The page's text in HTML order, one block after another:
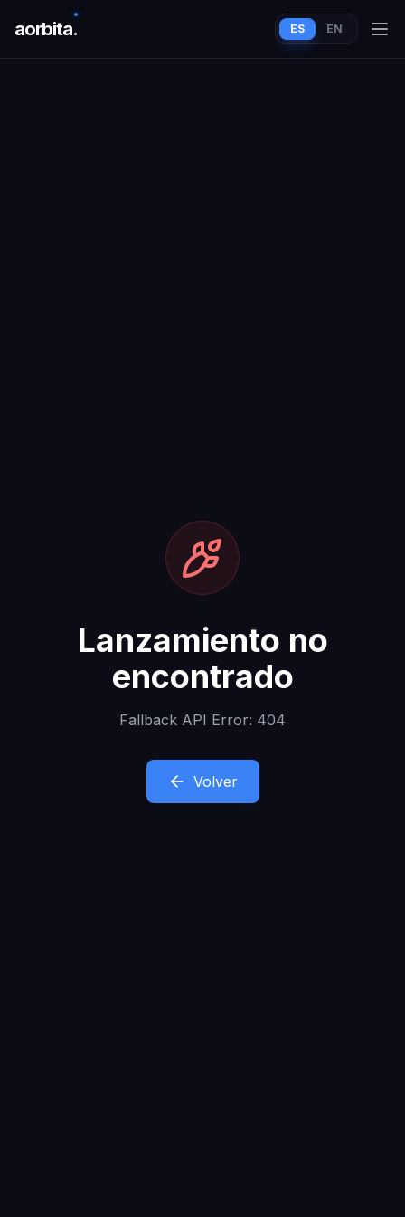
aorbita. ES EN
Lanzamiento no
encontrado
Fallback API Error: 404
Volver